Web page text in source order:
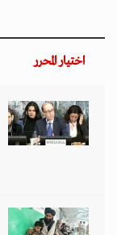
اختيار المحرر